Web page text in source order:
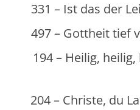
das der Leib,
tief
heilig, heilig
du Lamm